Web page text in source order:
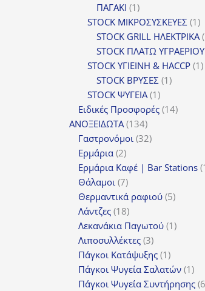
ΠΑΓΑΚΙ 11
προϊόν
STOCK ΜΙΚΡΟΣΥΣΚΕΥΕΣ 11
STOCK GRILL ΗΛΕΚΤΡΙΚΑ
STOCK ΠΛΑΤΩ ΥΓΡΑΕΡΙΟΥ
STOCK ΥΓΙΕΙΝΗ & HACCP 11
STOCK ΒΡΥΣΕΣ 11
STOCK ΨΥΓΕΙΑ 11
προϊόν
Ειδικές Προσφορές 1414
ΑΝΟΞΕΙΔΩΤΑ 134134
προϊόντα
Γαστρονόμοι 3232
Ερμάρια 22
προϊόντα
Ερμάρια Καφέ | Bar Stations
Θάλαμοι 77
προϊόντα
Θερμαντικά ραφιού 55
Λάντζες 1818
προϊόντα
Λεκανάκια Παγωτού 11
Λιποσυλλέκτες 33
προϊόντα
Πάγκοι Κατάψυξης 11
προϊόν
Πάγκοι Ψυγεία Σαλατών 11
Πάγκοι Ψυγεία Συντήρησης 6